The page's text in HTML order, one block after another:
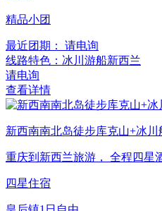
精品小团
最近团期： 请电询
线路特色：冰川游船新西兰
请电询
查看详情
新西南南北岛徒步库克山+冰
重庆到新西兰旅游， 全程四星
四星住宿